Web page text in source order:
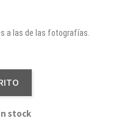
a las de las fotografías.
stock